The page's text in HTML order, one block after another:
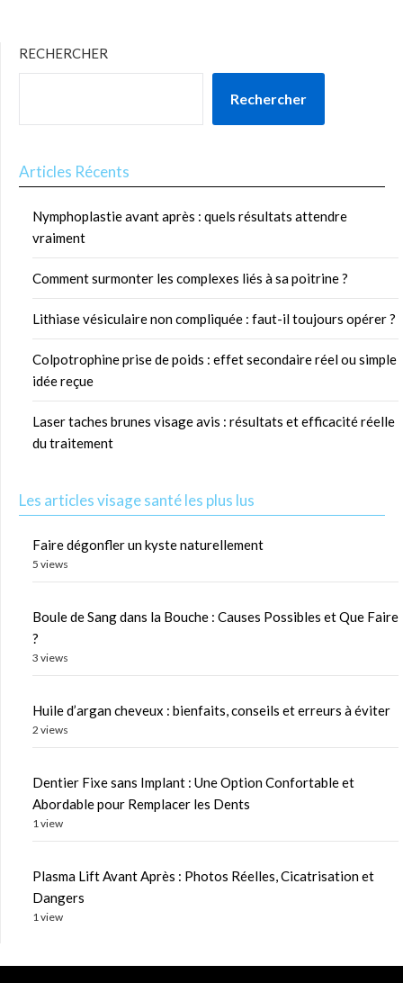
RECHERCHER
Rechercher
Articles Récents
Nymphoplastie avant après : quels résultats attendre
vraiment
Comment surmonter les complexes liés à sa poitrine ?
Lithiase vésiculaire non compliquée : faut-il toujours opérer ?
Colpotrophine prise de poids : effet secondaire réel ou simple
idée reçue
Laser taches brunes visage avis : résultats et efficacité réelle
du traitement
Les articles visage santé les plus lus
Faire dégonfler un kyste naturellement
5 views
Boule de Sang dans la Bouche : Causes Possibles et Que Faire
?
3 views
Huile d’argan cheveux : bienfaits, conseils et erreurs à éviter
2 views
Dentier Fixe sans Implant : Une Option Confortable et
Abordable pour Remplacer les Dents
1 view
Plasma Lift Avant Après : Photos Réelles, Cicatrisation et
Dangers
1 view